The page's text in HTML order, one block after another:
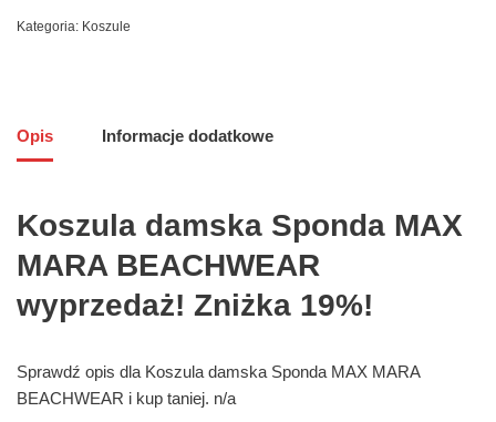
Kategoria: Koszule
Opis Informacje dodatkowe
Koszula damska Sponda MAX
MARA BEACHWEAR
wyprzedaż! Zniżka 19%!
Sprawdź opis dla Koszula damska Sponda MAX MARA
BEACHWEAR i kup taniej. n/a